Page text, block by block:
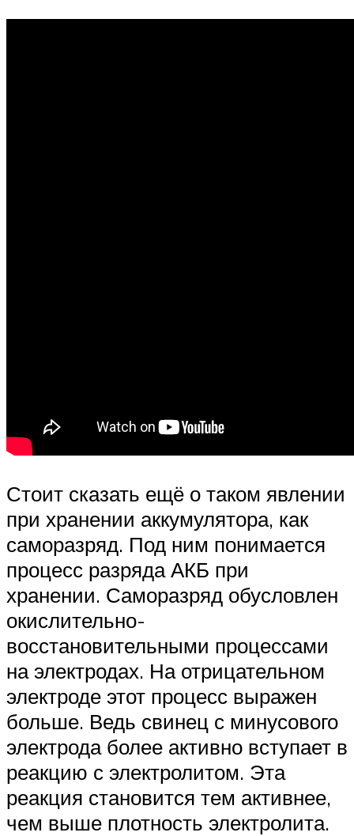
Стоит сказать ещё о таком явлении
при хранении аккумулятора, как
саморазряд. Под ним понимается
процесс разряда АКБ при
хранении. Саморазряд обусловлен
окислительно-
восстановительными процессами
на электродах. На отрицательном
электроде этот процесс выражен
больше. Ведь свинец с минусового
электрода более активно вступает в
реакцию с электролитом. Эта
реакция становится тем активнее,
чем выше плотность электролита.